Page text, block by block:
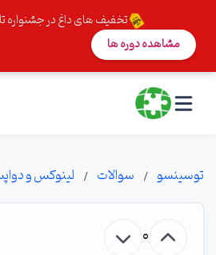
تخفیف های داغ در جشنواره
مشاهده دوره ها
سوالات لینوکس و دواپس
0